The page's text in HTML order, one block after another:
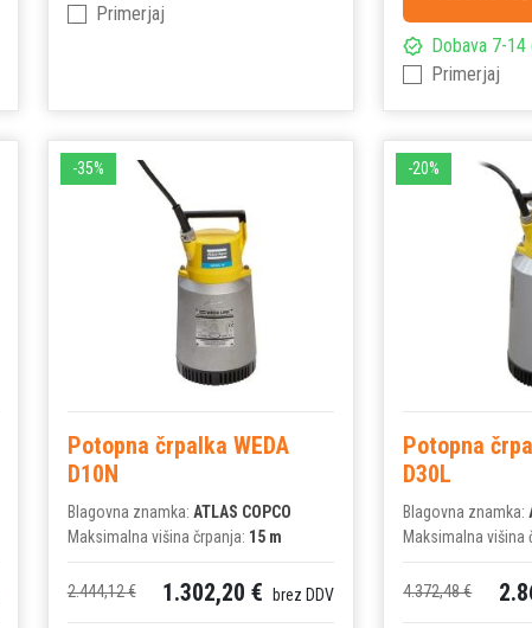
Primerjaj
Dobava 7-14
Primerjaj
Potopna črpalka WEDA
D10N
Blagovna znamka: ATLAS COPCO
Maksimalna višina črpanja: 15 m
2.444,12 € 1.302,20 € brez DDV
-35%
Potopna
D30L
Blagovna znamka:
Maksimalna višina
4.372,48 €
-20%